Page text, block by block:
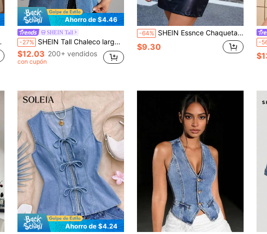
Ahorro de $4.46
SHEIN Tall
-27% SHEIN Tall Chaleco largo de ajuste casual de mujer en denim azul, blusas de mujer, tops de mujer para otoño y verano, tops para mujeres altas, tops de mamá, tops de verano, top tipo camisola para mujeres altas
$12.03 200+ vendidos
con cupón
-64% SHEIN Essnce Chaqueta vaquera de mujer casual sin mangas con cintura rayada
$9.30 -
Ahorro de $4.24